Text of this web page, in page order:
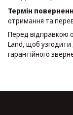
Термін
отримання та
Перед відправкою
Land, щоб узгодити
гарантійного